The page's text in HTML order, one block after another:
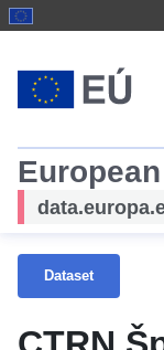
Dataset